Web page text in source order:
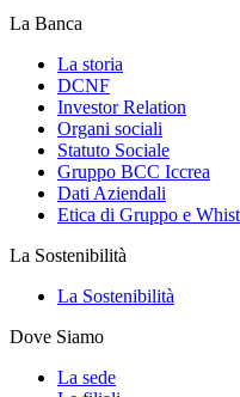
La Banca
La storia
DCNF
Investor Relation
Organi sociali
Statuto Sociale
Gruppo BCC Iccrea
Dati Aziendali
Etica di Gruppo e
La Sostenibilità
La Sostenibilità
Dove Siamo
La sede